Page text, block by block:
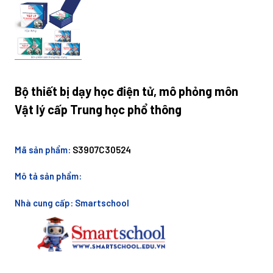
Bộ thiết bị dạy học điện tử, mô phỏng môn
Vật lý cấp Trung học phổ thông
Mã sản phẩm: S3907C30524
Mô tả sản phẩm:
Nhà cung cấp: Smartschool